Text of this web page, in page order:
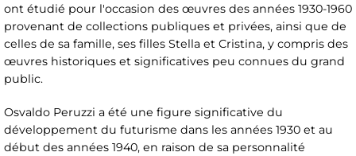
ont étudié pour l'occasion des œuvres des années 1930-1960
provenant de collections publiques et privées, ainsi que de
celles de sa famille, ses filles Stella et Cristina, y compris des
œuvres historiques et significatives peu connues du grand
public.
Osvaldo Peruzzi a été une figure significative du
développement du futurisme dans les années 1930 et au
début des années 1940, en raison de sa personnalité